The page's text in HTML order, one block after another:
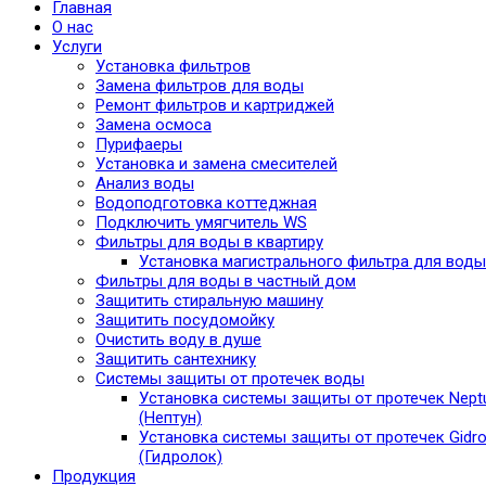
Главная
О нас
Услуги
Установка фильтров
Замена фильтров для воды
Ремонт фильтров и картриджей
Замена осмоса
Пурифаеры
Установка и замена смесителей
Анализ воды
Водоподготовка коттеджная
Подключить умягчитель WS
Фильтры для воды в квартиру
Установка магистрального фильтра для воды
Фильтры для воды в частный дом
Защитить стиральную машину
Защитить посудомойку
Очистить воду в душе
Защитить сантехнику
Системы защиты от протечек воды
Установка системы защиты от протечек
(Нептун)
Установка системы защиты от протечек
(Гидролок)
Продукция